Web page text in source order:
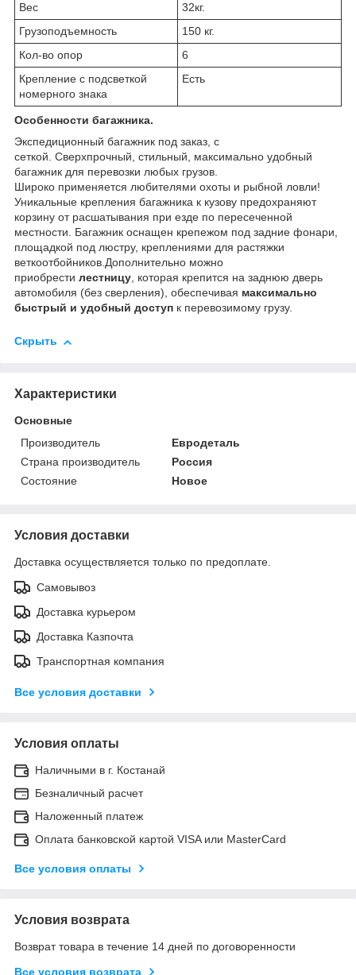
Вес
32кг.
Грузоподъемность
150 кг.
Кол-во опор
6
Крепление с подсветкой
номерного знака
Есть
Особенности багажника.
Экспедиционный багажник под заказ, с
сеткой. Сверхпрочный, стильный, максимально удобный
багажник для перевозки любых грузов.
Широко применяется любителями охоты и рыбной ловли!
Уникальные крепления багажника к кузову предохраняют
корзину от расшатывания при езде по пересеченной
местности. Багажник оснащен крепежом под задние фонари,
площадкой под люстру, креплениями для растяжки
веткоотбойников.Дополнительно можно
приобрести лестницу, которая крепится на заднюю дверь
автомобиля (без сверления), обеспечивая максимально
быстрый и удобный доступ к перевозимому грузу.
Скрыть
Характеристики
Основные
Производитель
Евродеталь
Страна производитель
Россия
Состояние
Новое
Условия доставки
Доставка осуществляется только по предоплате.
Самовывоз
Доставка курьером
Доставка Казпочта
Транспортная компания
Все условия доставки
Условия оплаты
Наличными в г. Костанай
Безналичный расчет
Наложенный платеж
Оплата банковской картой VISA или MasterCard
Все условия оплаты
Условия возврата
Возврат товара в течение 14 дней по договоренности
Все условия возврата